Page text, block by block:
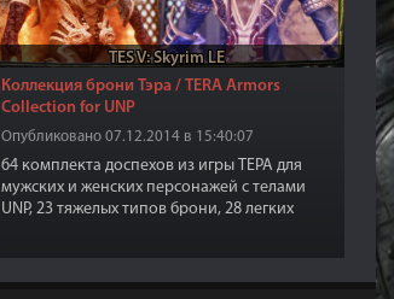
TES V: Skyrim LE
Коллекция брони Тэра / TERA Armors
Collection for UNP
Опубликовано 07.12.2014 в 15:40:07
64 комплекта доспехов из игры ТЕРА для
мужских и женских персонажей с телами
UNP, 23 тяжелых типов брони, 28 легких